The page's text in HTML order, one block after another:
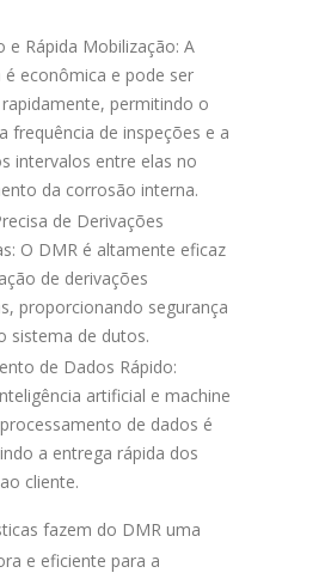
e Rápida Mobilização: A
econômica e pode ser
permitindo o
frequência de inspeções e a
intervalos entre elas no
da corrosão interna.
de Derivações
O DMR é altamente eficaz
de derivações
proporcionando segurança
sistema de dutos.
de Dados Rápido:
artificial e machine
de dados é
a entrega rápida dos
cliente.
fazem do DMR uma
e eficiente para a